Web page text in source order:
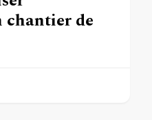
chantier de